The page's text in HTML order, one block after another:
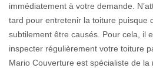
immédiatement à votre demande.
tard pour entretenir la toiture puisque
subtilement être causés. Pour cela, il
inspecter régulièrement votre toiture
Mario Couverture est spécialiste de